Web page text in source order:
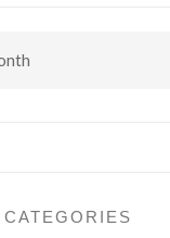
CATEGORIES